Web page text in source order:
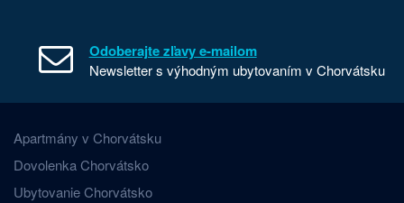
Odoberajte zľavy e-mailom
Newsletter s výhodným ubytovaním v Chorvátsku
Apartmány v Chorvátsku
Dovolenka Chorvátsko
Ubytovanie Chorvátsko